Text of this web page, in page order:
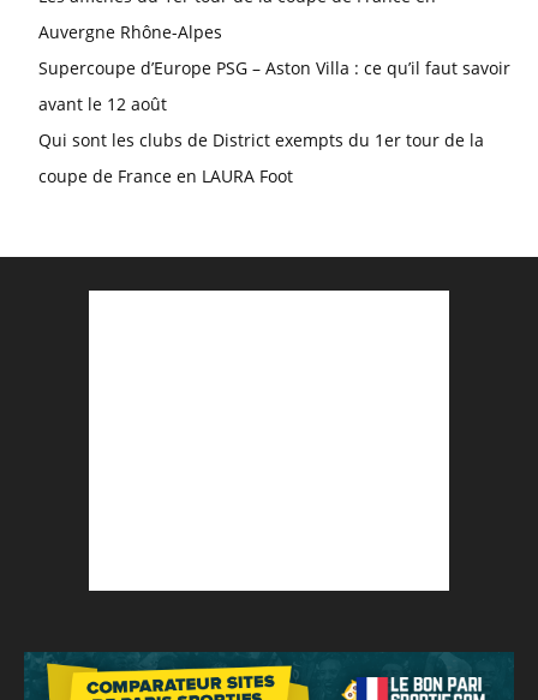
Auvergne Rhône-Alpes
Supercoupe d’Europe PSG – Aston Villa : ce qu’il faut savoir
avant le 12 août
Qui sont les clubs de District exempts du 1er tour de la
coupe de France en LAURA Foot